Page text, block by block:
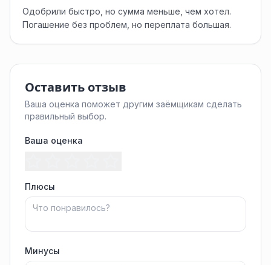
Одобрили быстро, но сумма меньше, чем хотел.
Погашение без проблем, но переплата большая.
Оставить отзыв
Ваша оценка поможет другим заёмщикам сделать
правильный выбор.
Ваша оценка
Плюсы
Минусы